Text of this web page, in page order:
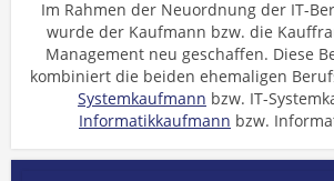
Im Rahmen der Neuordnung der IT-
wurde der Kaufmann bzw. die
Management neu geschaffen. Diese
kombiniert die beiden ehemaligen
Systemkaufmann bzw. IT-
Informatikkaufmann bzw.